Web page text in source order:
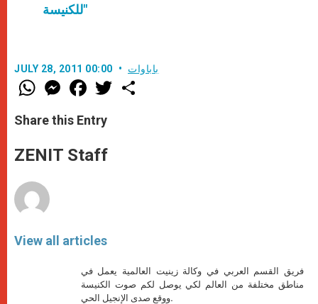
للكنيسة"
JULY 28, 2011 00:00 باباوات
W
h
t
s
p
p
M
e
s
e
g
e
F
a
e
b
o
k
w
Share this Entry
ZENIT Staff
View all articles
فريق القسم العربي في وكالة زينيت العالمية يعمل في
مناطق مختلفة من العالم لكي يوصل لكم صوت الكنيسة
ووقع صدى الإنجيل الحي.